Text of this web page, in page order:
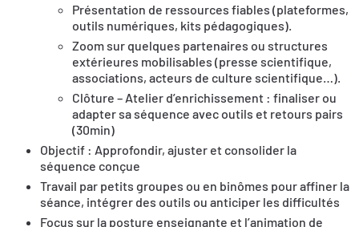
Présentation de ressources fiables (plateformes,
outils numériques, kits pédagogiques).
Zoom sur quelques partenaires ou structures
extérieures mobilisables (presse scientifique,
associations, acteurs de culture scientifique…).
Clôture – Atelier d’enrichissement : finaliser ou
adapter sa séquence avec outils et retours pairs
(30min)
Objectif : Approfondir, ajuster et consolider la
séquence conçue
Travail par petits groupes ou en binômes pour affiner la
séance, intégrer des outils ou anticiper les difficultés
Focus sur la posture enseignante et l’animation de